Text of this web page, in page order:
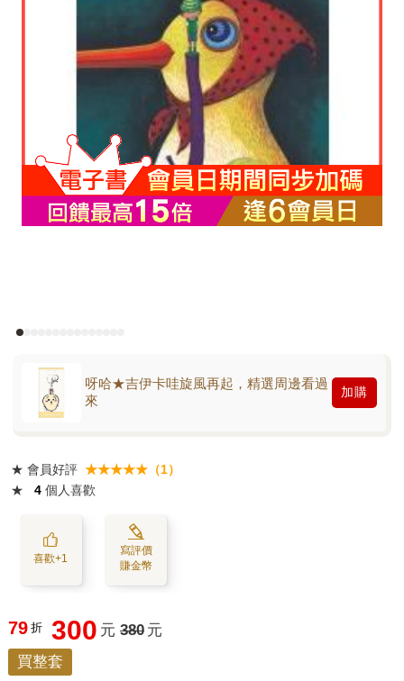
呀哈★吉伊卡哇旋風再起，精選周邊看過
來
加購
★ 會員好評 ★★★★★（1）
★
4 個人喜歡
喜歡+1
寫評價
賺金幣
79 折 300 元 380 元
買整套